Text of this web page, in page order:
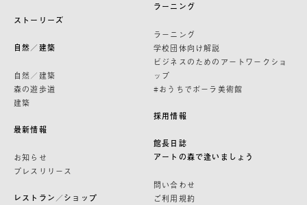
ストーリーズ
自然／建築
自然／建築
森の遊歩道
建築
最新情報
お知らせ
プレスリリース
レストラン／ショップ
ラーニング
ラーニング
学校団体向け解説
ビジネスのためのアートワークショ
ップ
#おうちでポーラ美術館
採用情報
館長日誌
アートの森で逢いましょう
問い合わせ
ご利用規約